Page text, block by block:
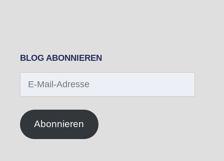
BLOG ABONNIEREN
Abonnieren